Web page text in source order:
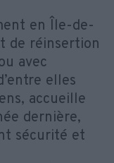
en Île-de-
de réinsertion
avec
elles
accueille
dernière,
sécurité et